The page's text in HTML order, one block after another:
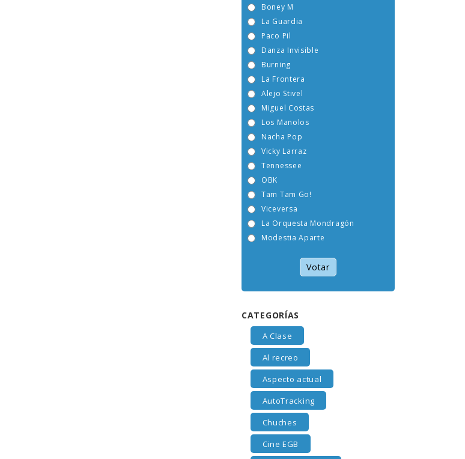
Boney M
La Guardia
Paco Pil
Danza Invisible
Burning
La Frontera
Alejo Stivel
Miguel Costas
Los Manolos
Nacha Pop
Vicky Larraz
Tennessee
OBK
Tam Tam Go!
Viceversa
La Orquesta Mondragón
Modestia Aparte
Votar
CATEGORÍAS
A Clase
Al recreo
Aspecto actual
AutoTracking
Chuches
Cine EGB